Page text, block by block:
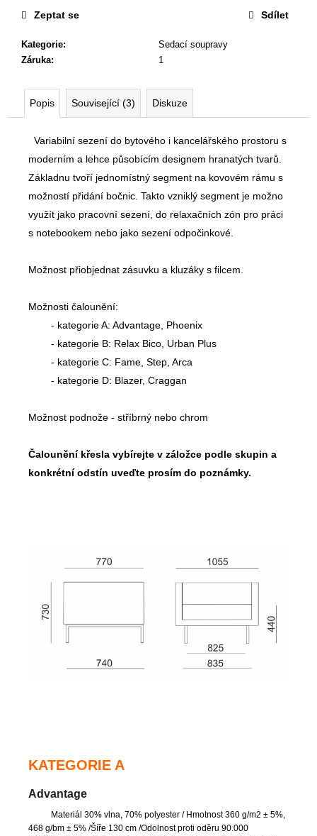
Kategorie:
Sedací soupravy
Záruka: 1
Zeptat se Sdílet
Popis Související (3) Diskuze
Variabilní sezení do bytového i kancelářského prostoru s
moderním a lehce působícím designem hranatých tvarů.
Základnu tvoří jednomístný segment na kovovém rámu s
možností přidání bočnic. Takto vzniklý segment je možno
využít jako pracovní sezení, do relaxačních zón pro práci
s notebookem nebo jako sezení odpočinkové.
Možnost přiobjednat zásuvku a kluzáky s filcem.
Možnosti čalounění:
- kategorie A: Advantage, Phoenix
- kategorie B: Relax Bico, Urban Plus
- kategorie C: Fame, Step, Arca
- kategorie D: Blazer, Craggan
Možnost podnože - stříbrný nebo chrom
Čalounění křesla vybírejte v záložce podle skupin a
konkrétní odstín uveďte prosím do poznámky.
KATEGORIE A
Advantage
Materiál 30% vlna, 70% polyester / Hmotnost 360 g/m2 ± 5%,
468 g/bm ± 5% /Šíře 130 cm /Odolnost proti oděru 90.000